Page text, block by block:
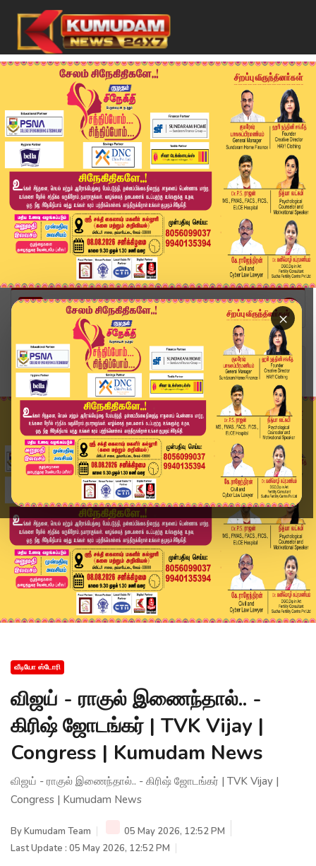
×
Home
வீடியோ ஸ்டோரி
விஜய் - ராகுல் இணைந்தால்.. - கிரிஷ் ஜோடங்கர் | ...
வீடியோ ஸ்டோரி
விஜய் - ராகுல் இணைந்தால்.. -
கிரிஷ் ஜோடங்கர் | TVK Vijay |
Congress | Kumudam News
விஜய் - ராகுல் இணைந்தால்.. - கிரிஷ் ஜோடங்கர் | TVK Vijay |
Congress | Kumudam News
ByKumudam Team
05 May 2026, 12:52 PM
Last Update : 05 May 2026, 12:52 PM